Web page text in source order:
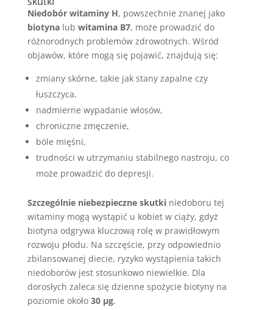
Niedobór witaminy H, powszechnie znanej jako
biotynalub witamina B7, może prowadzić do
różnorodnych problemów zdrowotnych. Wśród
objawów, które mogą się pojawić, znajdują się:
zmiany skórne, takie jak stany zapalne czy
łuszczyca,
nadmierne wypadanie włosów,
chroniczne zmęczenie,
bóle mięśni,
trudności w utrzymaniu stabilnego nastroju, co
może prowadzić do depresji.
Szczególnie niebezpieczne skutkiniedoboru tej
witaminy mogą wystąpić u kobiet w ciąży, gdyż
biotyna odgrywa kluczową rolę w prawidłowym
rozwoju płodu. Na szczęście, przy odpowiednio
zbilansowanej diecie, ryzyko wystąpienia takich
niedoborów jest stosunkowo niewielkie. Dla
dorosłych zaleca się dzienne spożycie biotyny na
poziomie około 30 µg.